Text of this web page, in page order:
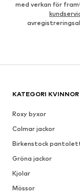
med verkan för
KATEGORI KVINNOR
Roxy byxor
Colmar jackor
Birkenstock
Gröna jackor
Kjolar
Mössor